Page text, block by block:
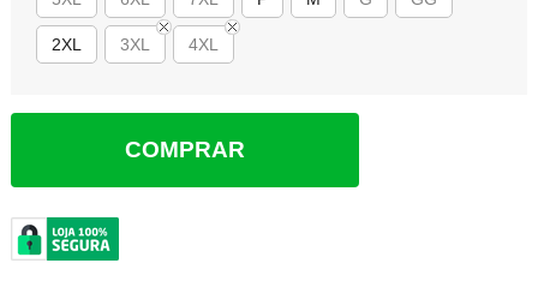
2XL 3XL 4XL
COMPRAR